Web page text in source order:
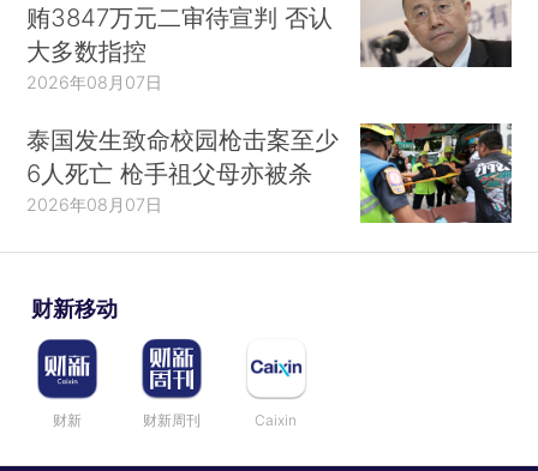
贿3847万元二审待宣判 否认
大多数指控
2026年08月07日
泰国发生致命校园枪击案至少
6人死亡 枪手祖父母亦被杀
2026年08月07日
财新移动
财新 财新周刊 Caixin